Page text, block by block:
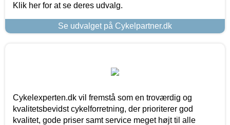
Klik her for at se deres udvalg.
Se udvalget på Cykelpartner.dk
Cykelexperten.dk vil fremstå som en troværdig og
kvalitetsbevidst cykelforretning, der prioriterer god
kvalitet, gode priser samt service meget højt til alle